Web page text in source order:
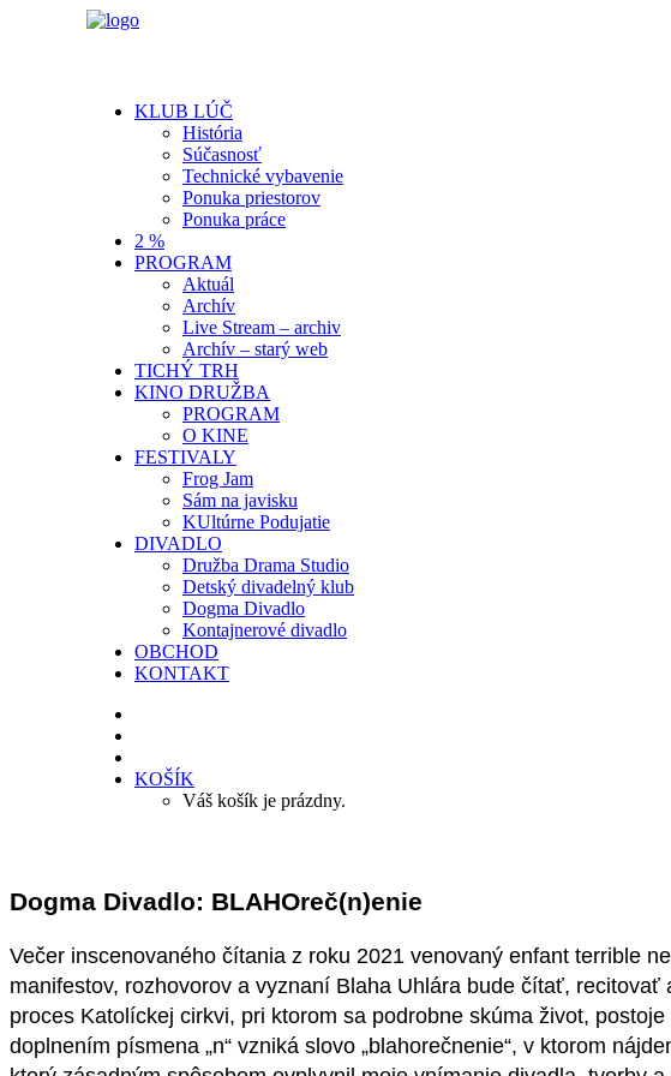
KLUB LÚČ
História
Súčasnosť
Technické vybavenie
Ponuka priestorov
Ponuka práce
2 %
PROGRAM
Aktuál
Archív
Live Stream – archiv
Archív – starý web
TICHÝ TRH
KINO DRUŽBA
PROGRAM
O KINE
FESTIVALY
Frog Jam
Sám na javisku
KUltúrne Podujatie
DIVADLO
Družba Drama Studio
Detský divadelný klub
Dogma Divadlo
Kontajnerové divadlo
OBCHOD
KONTAKT
KOŠÍK
Váš košík je prázdny.
Dogma Divadlo: BLAHOreč(n)enie
Večer inscenovaného čítania z roku 2021 venovaný enfant terrible
manifestov, rozhovorov a vyznaní Blaha Uhlára bude čítať,
proces Katolíckej cirkvi, pri ktorom sa podrobne skúma život,
doplnením písmena „n“ vzniká slovo „blahorečnenie“, v ktorom